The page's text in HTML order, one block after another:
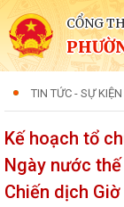
CỔNG
TIN TỨC - SỰ KIỆN
Kế hoạch tổ
Ngày nước
Chiến dịch